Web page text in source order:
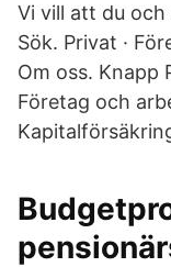
Vi vill att du och
Sök. Privat ·
Om oss. Knapp
Företag och